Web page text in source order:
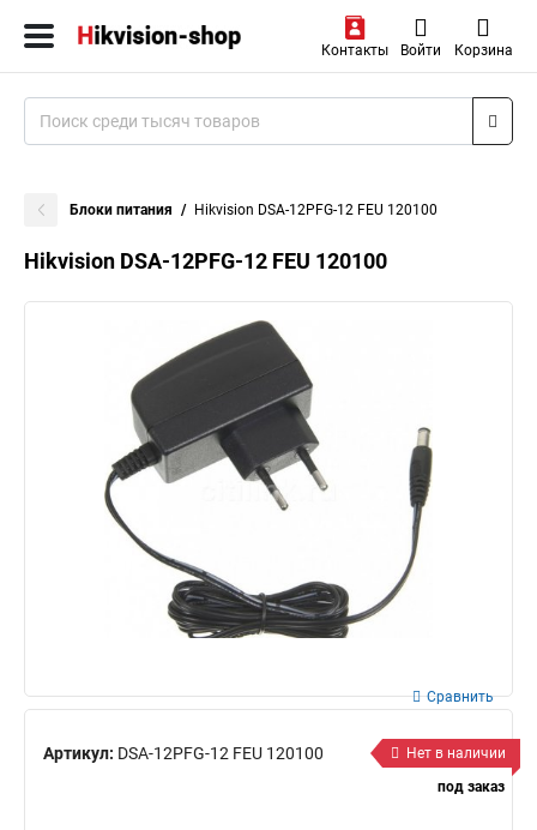
Контакты Войти Корзина
Блоки питания Hikvision DSA-12PFG-12 FEU 120100
Hikvision DSA-12PFG-12 FEU 120100
Артикул: DSA-12PFG-12 FEU 120100
Сравнить
Нет в наличии
под заказ